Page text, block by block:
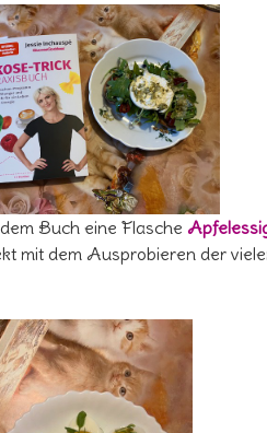
Buch eine Flasche
mit dem Ausprobieren der